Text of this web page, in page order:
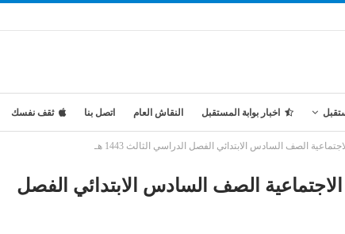
اخبار بوابة المستقبل النقاش العام اتصل بنا ثقف نفسك
الصف السادس الابتدائي الفصل الدراسي الثالث 1443 هـ
الصف السادس الابتدائي الفصل